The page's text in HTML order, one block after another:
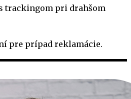
trackingom pri drahšom
pre prípad reklamácie.